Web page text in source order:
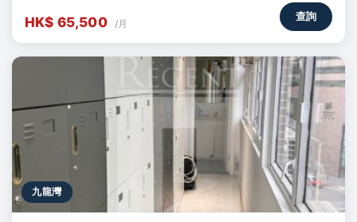
HK$ 65,500 /月
查詢
九龍灣